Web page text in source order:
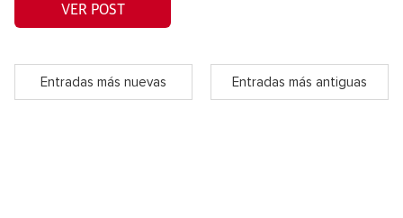
VER POST
Entradas más nuevas Entradas más antiguas